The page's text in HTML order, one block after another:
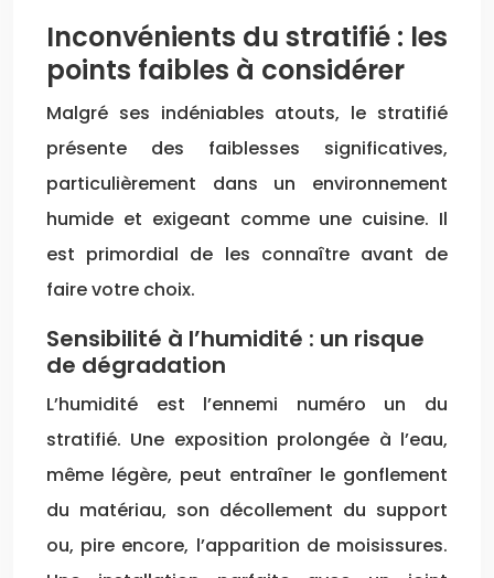
Inconvénients du stratifié : les
points faibles à considérer
Malgré ses indéniables atouts, le stratifié
présente des faiblesses significatives,
particulièrement dans un environnement
humide et exigeant comme une cuisine. Il
est primordial de les connaître avant de
faire votre choix.
Sensibilité à l’humidité : un risque
de dégradation
L’humidité est l’ennemi numéro un du
stratifié. Une exposition prolongée à l’eau,
même légère, peut entraîner le gonflement
du matériau, son décollement du support
ou, pire encore, l’apparition de moisissures.